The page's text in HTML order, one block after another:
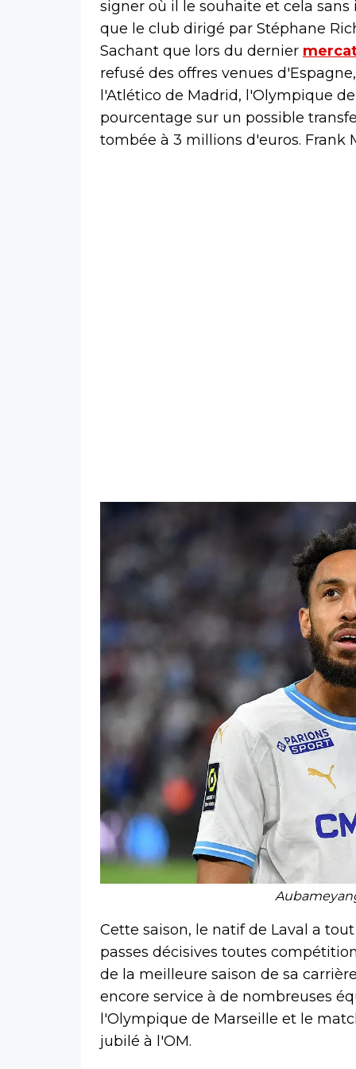
signer où il le souhaite et cela
que le club dirigé par Stéphane
Sachant que lors du dernier
refusé des offres venues
l'Atlético de Madrid, l'Olympique
pourcentage sur un possible
tombée à 3 millions d'euros. Frank
Cette saison, le natif de Laval a
passes décisives toutes
de la meilleure saison de sa
encore service à de nombreuses
l'Olympique de Marseille et le
jubilé à l'OM.